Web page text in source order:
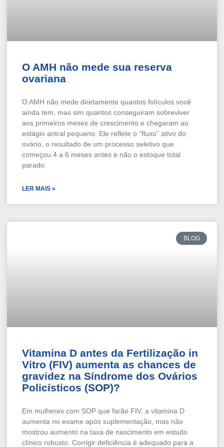
O AMH não mede sua reserva
ovariana
O AMH não mede diretamente quantos folículos você
ainda tem, mas sim quantos conseguiram sobreviver
aos primeiros meses de crescimento e chegaram ao
estágio antral pequeno. Ele reflete o “fluxo” ativo do
ovário, o resultado de um processo seletivo que
começou 4 a 6 meses antes e não o estoque total
parado.
LER MAIS »
BLOG
Vitamina D antes da Fertilização in
Vitro (FIV) aumenta as chances de
gravidez na Síndrome dos Ovários
Policísticos (SOP)?
Em mulheres com SOP que farão FIV, a vitamina D
aumenta no exame após suplementação, mas não
mostrou aumento na taxa de nascimento em estudo
clínico robusto. Corrigir deficiência é adequado para a